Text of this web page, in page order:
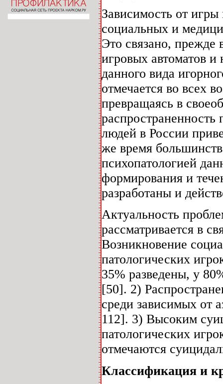
Зависимость от
социальных и
Это связано, прежде
игровых автоматов и
данного вида
отмечается во всех
превращаясь в
распространенность
людей в России
же время
психопатологией
формирования и
разработаны и
Актуальность
рассматривается в
Возникновение
патологических
35% разведены, у
[50]. 2)
среди зависимых от
112]. 3) Высоким
патологических
отмечаются
Классификация и